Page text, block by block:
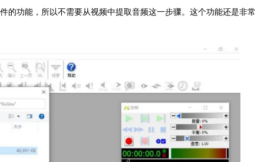
的功能，所以不需要从视频中提取音频这一步骤。这个功能还是非常